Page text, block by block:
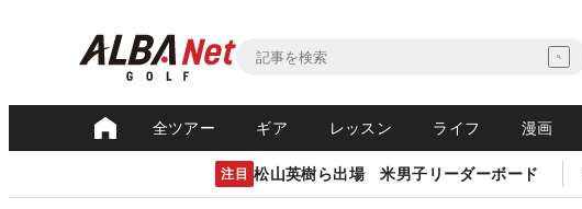
全ツアー ギア レッスン ライフ 漫画
注目 松山英樹ら出場 米男子リーダーボード